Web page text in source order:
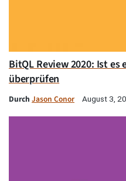
BitQL Review 2020: Ist
überprüfen
Durch Jason Conor August 3,